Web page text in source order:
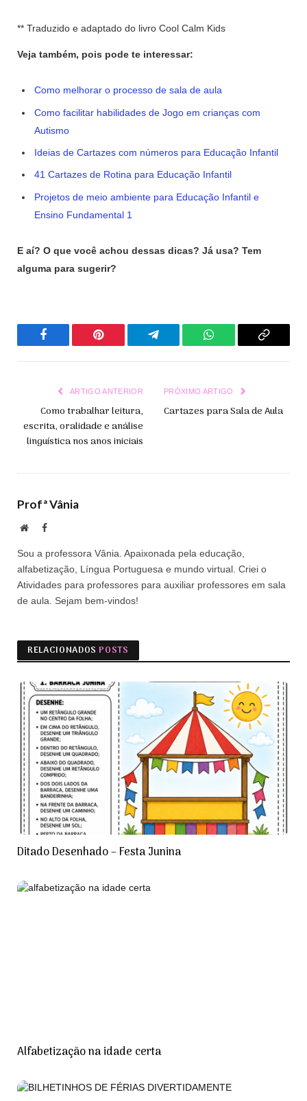
** Traduzido e adaptado do livro Cool Calm Kids
Veja também, pois pode te interessar:
Como melhorar o processo de sala de aula
Como facilitar habilidades de Jogo em crianças com
Autismo
Ideias de Cartazes com números para Educação Infantil
41 Cartazes de Rotina para Educação Infantil
Projetos de meio ambiente para Educação Infantil e
Ensino Fundamental 1
E aí? O que você achou dessas dicas? Já usa? Tem
alguma para sugerir?
Facebook Pinterest Telegrama WhatsAppCopiar
ARTIGO ANTERIOR
Como trabalhar leitura,
escrita, oralidade e análise
linguística nos anos iniciais
PRÓXIMO ARTIGO
Cartazes para Sala de Aula
Profª Vânia
Site Facebook
Sou a professora Vânia. Apaixonada pela educação,
alfabetização, Língua Portuguesa e mundo virtual. Criei o
Atividades para professores para auxiliar professores em sala
de aula. Sejam bem-vindos!
RELACIONADOS POSTS
Ditado Desenhado – Festa Junina
Alfabetização na idade certa